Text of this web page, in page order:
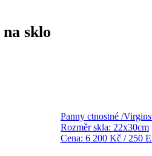
sklo
Panny ctnostné /
Rozměr skla: 22x30cm
Cena: 6 200 Kč / 250